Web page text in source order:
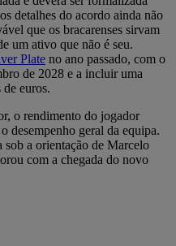
detalhes do acordo ainda não
que os bracarenses sirvam
um ativo que não é seu.
Plate no ano passado, com o
de 2028 e a incluir uma
euros.
o rendimento do jogador
desempenho geral da equipa.
sob a orientação de Marcelo
com a chegada do novo